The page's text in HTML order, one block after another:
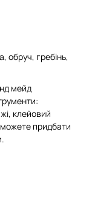
обруч, гребінь,
мейд
клейовий
придбати